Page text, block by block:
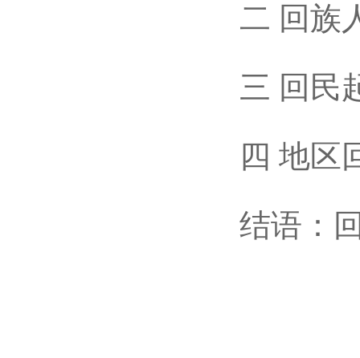
二 回族人
三 回民起
四 地区回
结语：回